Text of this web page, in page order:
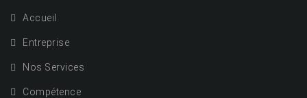
Accueil
Entreprise
Nos Services
Compétence